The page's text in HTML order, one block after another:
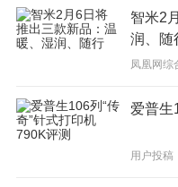
智米2
润、随
凤凰网综
爱普生
用户投稿